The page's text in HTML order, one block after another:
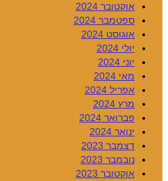
אוקטובר 2024
ספטמבר 2024
אוגוסט 2024
יולי 2024
יוני 2024
מאי 2024
אפריל 2024
מרץ 2024
פברואר 2024
ינואר 2024
דצמבר 2023
נובמבר 2023
אוקטובר 2023